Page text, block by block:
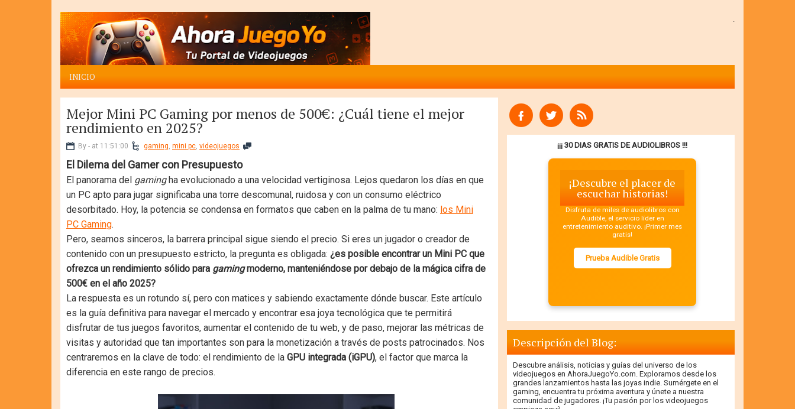
.
INICIO
Mejor Mini PC Gaming por menos de 500€: ¿Cuál tiene el mejor
rendimiento en 2025?
By - at 11:51:00 gaming, mini pc, videojuegos
El Dilema del Gamer con Presupuesto
El panorama del gamingha evolucionado a una velocidad vertiginosa. Lejos quedaron los días en que
un PC apto para jugar significaba una torre descomunal, ruidosa y con un consumo eléctrico
desorbitado. Hoy, la potencia se condensa en formatos que caben en la palma de tu mano: los Mini
PC Gaming.
Pero, seamos sinceros, la barrera principal sigue siendo el precio. Si eres un jugador o creador de
contenido con un presupuesto estricto, la pregunta es obligada: ¿es posible encontrar un Mini PC que
ofrezca un rendimiento sólido para gamingmoderno, manteniéndose por debajo de la mágica cifra de
500€ en el año 2025?
La respuesta es un rotundo sí, pero con matices y sabiendo exactamente dónde buscar. Este artículo
es la guía definitiva para navegar el mercado y encontrar esa joya tecnológica que te permitirá
disfrutar de tus juegos favoritos, aumentar el contenido de tu web, y de paso, mejorar las métricas de
visitas y autoridad que tan importantes son para la monetización a través de posts patrocinados. Nos
centraremos en la clave de todo: el rendimiento de la GPU integrada (iGPU), el factor que marca la
diferencia en este rango de precios.
¡¡¡ 30 DIAS GRATIS DE AUDIOLIBROS !!!
¡Descubre el placer de
escuchar historias!
Disfruta de miles de audiolibros con
Audible, el servicio líder en
entretenimiento auditivo. ¡Primer mes
gratis!
Prueba Audible Gratis
Descripción del Blog:
Descubre análisis, noticias y guías del universo de los
videojuegos en AhoraJuegoYo.com. Exploramos desde los
grandes lanzamientos hasta las joyas indie. Sumérgete en el
gaming, encuentra tu próxima aventura y únete a nuestra
comunidad de jugadores. ¡Tu pasión por los videojuegos